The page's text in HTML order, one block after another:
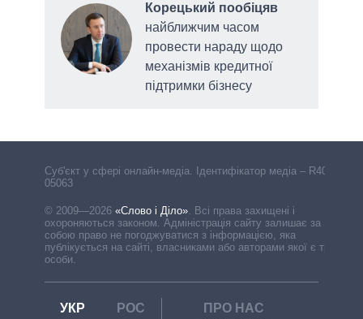
Корецький пообіцяв
найближчим часом
провести нараду щодо
механізмів кредитної
підтримки бізнесу
Cуб'єкт у сфері онлайн-медіа. Ідентифікатор медіа – R40-
05063
© 2009—2026 «Слово і Діло». Всі права захищені і
охороняються законом. Адміністрація сайту залишає за
собою право не погоджуватися з інформацією, яка
публікується на сайті, власниками або авторами якої є треті
особи.
УКР РОС
ПРО НАС